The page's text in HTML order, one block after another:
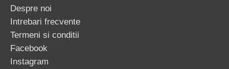
Despre noi
Intrebari frecvente
Termeni si conditii
Facebook
Instagram